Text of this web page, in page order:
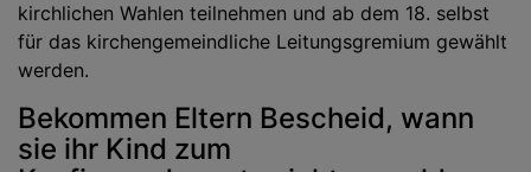
kirchlichen Wahlen teilnehmen und ab dem 18. selbst
für das kirchengemeindliche Leitungsgremium gewählt
werden.
Bekommen Eltern Bescheid, wann
sie ihr Kind zum